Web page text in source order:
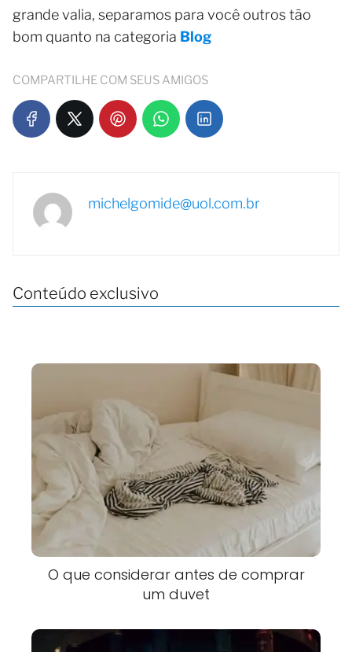
grande valia, separamos para você outros tão
bom quanto na categoria Blog
COMPARTILHE COM SEUS AMIGOS
michelgomide@uol.com.br
Conteúdo exclusivo
O que considerar antes de comprar
um duvet